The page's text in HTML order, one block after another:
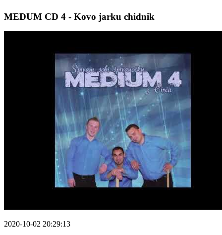
MEDUM CD 4 - Kovo jarku chidnik
2020-10-02 20:29:13